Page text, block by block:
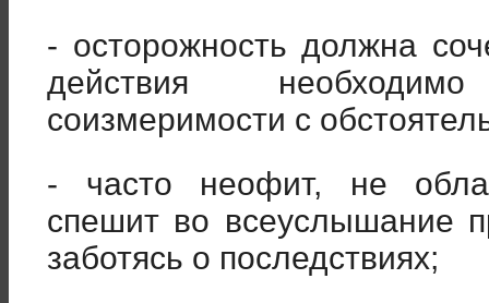
- осторожность должна
действия
соизмеримости с
- часто неофит, не
спешит во всеуслышание
заботясь о последствиях;